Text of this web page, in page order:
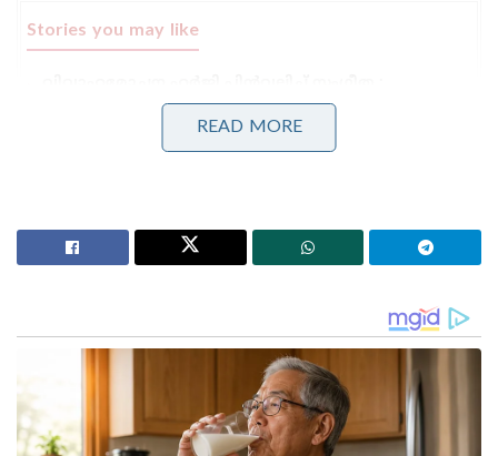
Stories you may like
വിജയ്ക്കെതിരായ കുടുംബ കോടതിയിലെ എല്ലാ
നടപടികളും അവസാനിപ്പിച്ചു
ഞാൻ പേളി മാണി; ഇഷ്ടനിറം കാവി;എനിക്ക്
ചില നിയമപ്രശ്‌നങ്ങൾ കാരണം വൈകുന്നേരം അഞ്ച്
തുടങ്ങിയത്. ചിത്രത്തിന്റെ ഒടിടി അവകാശങ്ങളെ
ചൊല്ലിയായിരുന്നു നിയമപ്രശ്നം. ഒടിടിയിൽ റിലീസ്
ചെയ്യുന്നതുമായി ബന്ധപ്പെട്ട കരാർ ചിത്രത്തിന്റെ
നിർമാതാക്കൾ ലംഘിച്ചുവെന്ന് ആരോപിച്ച് മുംബൈ
കേന്ദ്രീകരിച്ച് പ്രവർത്തിക്കുന്ന ബി4യു എന്ന
READ MORE